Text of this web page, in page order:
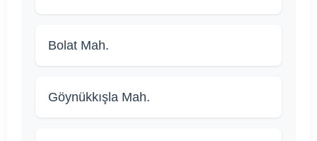
Bolat Mah.
Göynükkışla Mah.